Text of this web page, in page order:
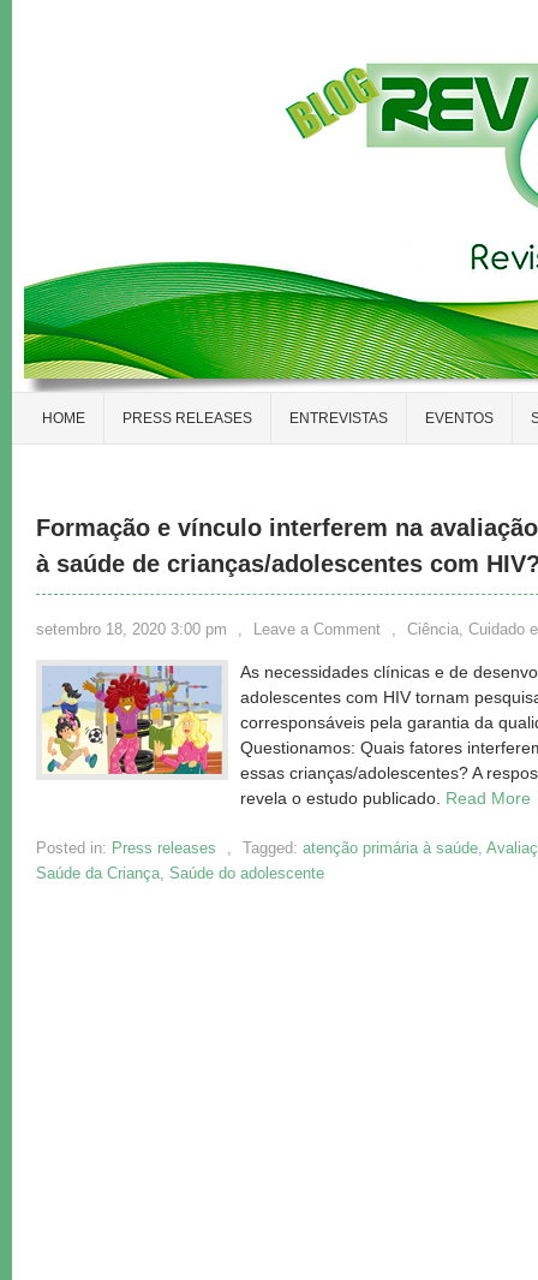
HOME PRESS RELEASES ENTREVISTAS EVENTOS
Formação e vínculo interferem na
à saúde de crianças/adolescentes com
setembro 18, 2020 3:00 pm , Leave a Comment , Ciência, Cuidado
As necessidades clínicas e de
adolescentes com HIV tornam
corresponsáveis pela garantia da
Questionamos: Quais fatores
essas crianças/adolescentes? A
revela o estudo publicado. Read
Posted in: Press releases , Tagged: atenção primária à saúde,
Saúde da Criança, Saúde do adolescente